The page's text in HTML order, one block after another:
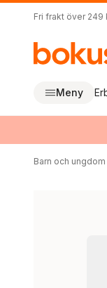
Fri frakt över 249
Meny
Barn och ungdom